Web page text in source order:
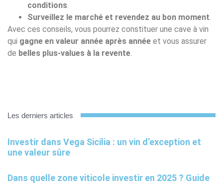
conditions.
Surveillez le marché et revendez au bon moment.
Avec ces conseils, vous pourrez constituer une cave à vin
qui gagne en valeur année après année et vous assurer
de belles plus-values à la revente.
Les derniers articles
Investir dans Vega Sicilia : un vin d’exception et
une valeur sûre
Dans quelle zone viticole investir en 2025 ? Guide